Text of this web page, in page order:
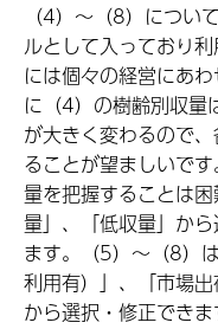
（4）～（8）につい
ルとして入っており
には個々の経営にあ
に（4）の樹齢別収量
が大きく変わるので
ることが望ましいで
量を把握することは
量」、「低収量」か
ます。（5）～（8）
利用有）」、「市場出
から選択・修正できま